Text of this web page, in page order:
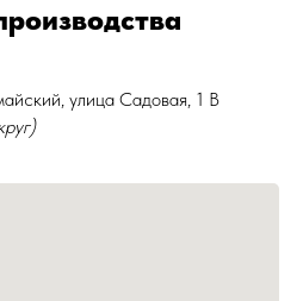
улица Садовая, 1 В